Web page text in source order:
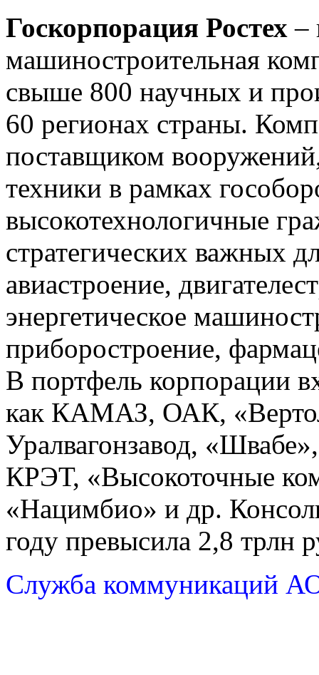
Госкорпорация Ростех –
машиностроительная
свыше 800 научных и
60 регионах страны.
поставщиком
техники в рамках
высокотехнологичные
стратегических важных
авиастроение,
энергетическое
приборостроение,
В портфель корпорации
как КАМАЗ, ОАК,
Уралвагонзавод,
КРЭТ, «Высокоточные
«Нацимбио» и др.
году превысила 2,8 трлн
Служба коммуникаций